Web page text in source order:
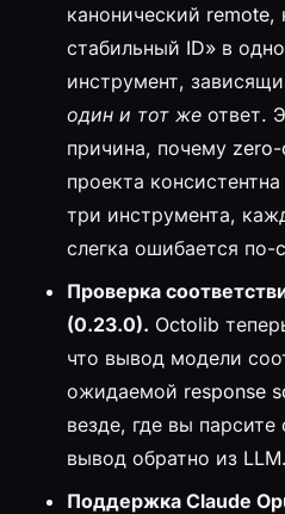
канонический remote,
стабильный ID» в
инструмент,
один и тот же ответ.
причина, почему
проекта
три инструмента,
слегка ошибается по-
Проверка
(0.23.0). Octolib
что вывод модели
ожидаемой response
везде, где вы
вывод обратно из LLM.
Поддержка Claude